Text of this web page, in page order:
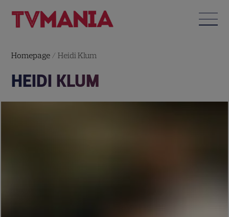
Homepage /Heidi Klum
HEIDI KLUM